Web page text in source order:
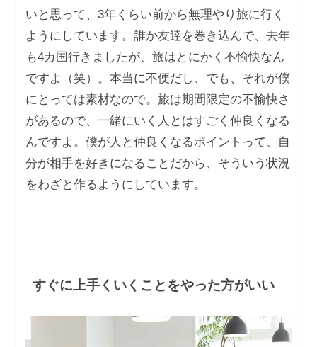
いと思って、3年くらい前から無理やり旅に行く
ようにしています。誰か友達を巻き込んで、去年
も4カ国行きましたが、旅はとにかく不愉快なん
ですよ（笑）。本当に不便だし、でも、それが僕
にとっては素材なので。旅は期間限定の不愉快さ
があるので、一緒にいく人とはすごく仲良くなる
んですよ。僕が人と仲良くなるポイントって、自
分が相手を好きになることだから、そういう状況
をわざと作るようにしています。
すぐに上手くいくことをやった方がいい